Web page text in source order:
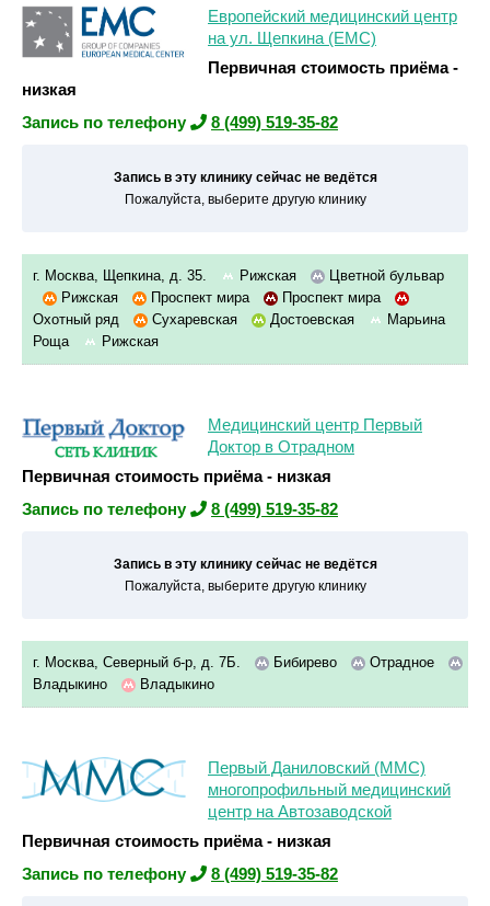
Европейский медицинский центр
на ул. Щепкина (ЕМС)
Первичная стоимость приёма -
низкая
Запись по телефону
8 (499) 519-35-82
Запись в эту клинику сейчас не ведётся
Пожалуйста, выберите другую клинику
г. Москва, Щепкина, д. 35. Рижская
Цветной бульвар
Рижская
Проспект мира
Проспект мира
Охотный ряд
Сухаревская Достоевская
Марьина
Роща
Рижская
Медицинский центр Первый
Доктор в Отрадном
Первичная стоимость приёма - низкая
Запись по телефону
8 (499) 519-35-82
Запись в эту клинику сейчас не ведётся
Пожалуйста, выберите другую клинику
г. Москва, Северный б-р, д. 7Б. Бибирево
Отрадное
Владыкино
Владыкино
Первый Даниловский (ММС)
многопрофильный медицинский
центр на Автозаводской
Первичная стоимость приёма - низкая
Запись по телефону
8 (499) 519-35-82